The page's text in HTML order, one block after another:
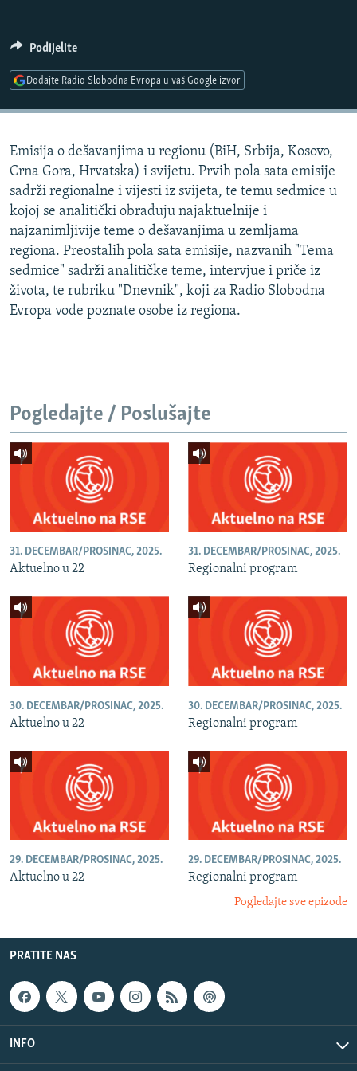
DNEVNO@RSE
SPECIJALI RSE
POPLAVE I KLIZIŠTA U BIH 2024.
TV LIBERTY
POST SCRIPTUM
MOJA EVROPA
TRI DECENIJE OD RATA U BIH
SVE KARTE DEJTONA
PRATITE NAS
Sve RFE/RL stranice
Podijelite
Dodajte Radio Slobodna Evropa u vaš Google izvor
Emisija o dešavanjima u regionu (BiH, Srbija, Kosovo,
Crna Gora, Hrvatska) i svijetu. Prvih pola sata emisije
sadrži regionalne i vijesti iz svijeta, te temu sedmice u
kojoj se analitički obrađuju najaktuelnije i
najzanimljivije teme o dešavanjima u zemljama
regiona. Preostalih pola sata emisije, nazvanih "Tema
sedmice" sadrži analitičke teme, intervjue i priče iz
života, te rubriku "Dnevnik", koji za Radio Slobodna
Evropa vode poznate osobe iz regiona.
Pogledajte / Poslušajte
31. DECEMBAR/PROSINAC, 2025.
Aktuelno u 22
31. DECEMBAR/PROSINAC, 2025.
Regionalni program
30. DECEMBAR/PROSINAC, 2025.
Aktuelno u 22
30. DECEMBAR/PROSINAC, 2025.
Regionalni program
29. DECEMBAR/PROSINAC, 2025.
Aktuelno u 22
29. DECEMBAR/PROSINAC, 2025.
Regionalni program
Pogledajte sve epizode
PRATITE NAS
INFO